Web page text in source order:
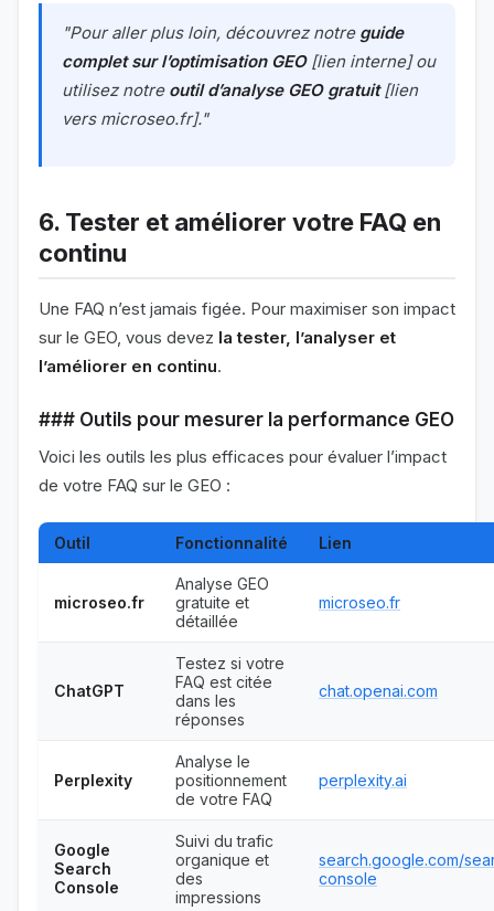
"Pour aller plus loin, découvrez notre guide
complet sur l’optimisation GEO[lien interne] ou
utilisez notre outil d’analyse GEO gratuit[lien
vers microseo.fr]."
6. Tester et améliorer votre FAQ en
continu
Une FAQ n’est jamais figée. Pour maximiser son impact
sur le GEO, vous devez la tester, l’analyser et
l’améliorer en continu.
### Outils pour mesurer la performance GEO
Voici les outils les plus efficaces pour évaluer l’impact
de votre FAQ sur le GEO :
Outil Fonctionnalité Lien
microseo.fr
Analyse GEO
gratuite et
détaillée
microseo.fr
ChatGPT
Testez si votre
FAQ est citée
dans les
réponses
chat.openai.com
Perplexity
Analyse le
positionnement
de votre FAQ
perplexity.ai
Google
Search
Console
Suivi du trafic
organique et
des
impressions
search.google.com/
console